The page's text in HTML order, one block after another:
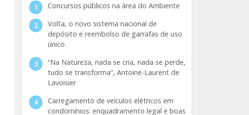
Concursos públicos na área do Ambiente
Volta, o novo sistema nacional de
depósito e reembolso de garrafas de uso
único
“Na Natureza, nada se cria, nada se perde,
tudo se transforma”, Antoine-Laurent de
Lavoisier
Carregamento de veículos elétricos em
condomínios: enquadramento legal e boas